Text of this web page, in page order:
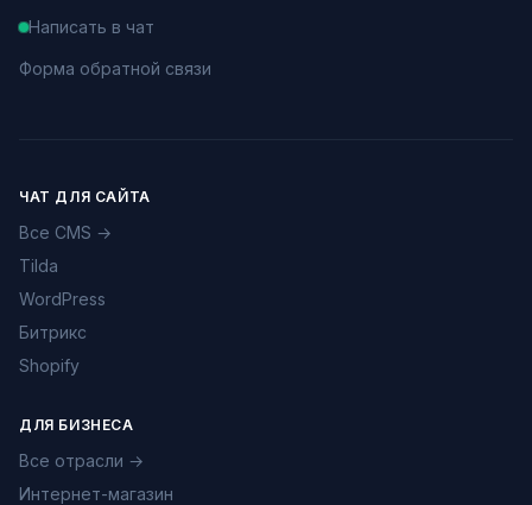
Написать в чат
Форма обратной связи
ЧАТ ДЛЯ САЙТА
Все CMS →
Tilda
WordPress
Битрикс
Shopify
ДЛЯ БИЗНЕСА
Все отрасли →
Интернет-магазин